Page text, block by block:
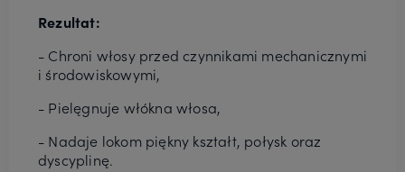
Rezultat:
- Chroni włosy przed czynnikami mechanicznymi
i środowiskowymi,
- Pielęgnuje włókna włosa,
- Nadaje lokom piękny kształt, połysk oraz
dyscyplinę.